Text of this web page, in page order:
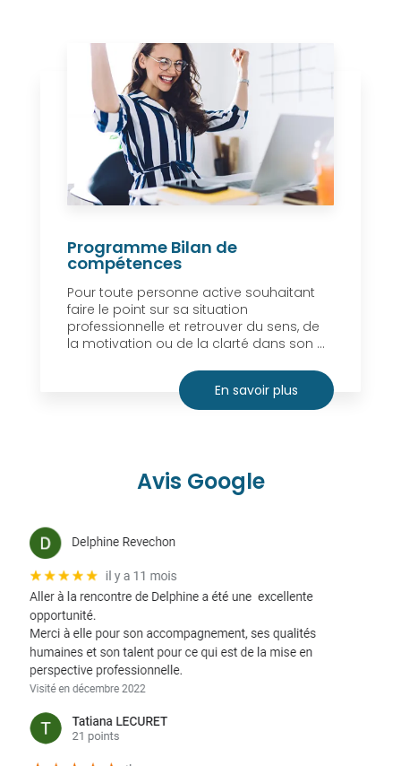
Programme Bilan de
compétences
Pour toute personne active souhaitant
faire le point sur sa situation
professionnelle et retrouver du sens, de
la motivation ou de la clarté dans son ...
En savoir plus
Avis Google